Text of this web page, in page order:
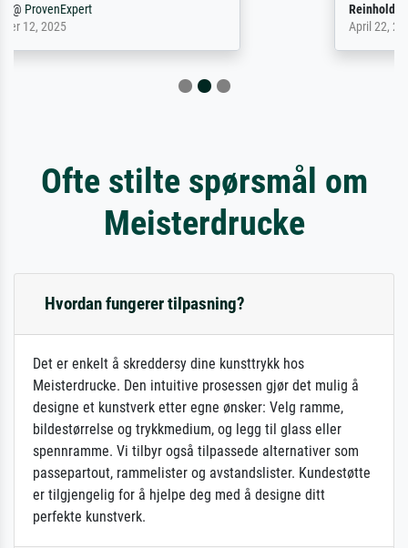
Reinhold,
Ofte stilte spørsmål om
Meisterdrucke
Hvordan fungerer tilpasning?
Det er enkelt å skreddersy dine kunsttrykk hos
Meisterdrucke. Den intuitive prosessen gjør det mulig å
designe et kunstverk etter egne ønsker: Velg ramme,
bildestørrelse og trykkmedium, og legg til glass eller
spennramme. Vi tilbyr også tilpassede alternativer som
passepartout, rammelister og avstandslister. Kundestøtte
er tilgjengelig for å hjelpe deg med å designe ditt
perfekte kunstverk.